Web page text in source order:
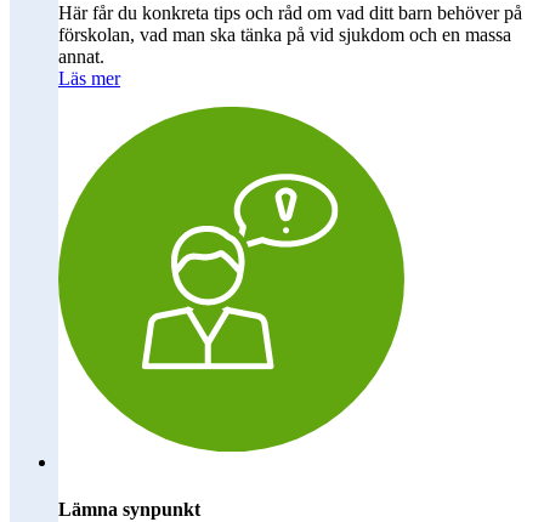
Här får du konkreta tips och råd om vad ditt barn behöver på
förskolan, vad man ska tänka på vid sjukdom och en massa
annat.
Läs mer
Lämna synpunkt